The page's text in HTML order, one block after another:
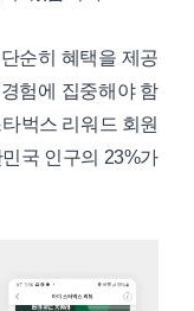
순히 혜택을 제공
험에 집중해야 함
벅스 리워드 회원
국 인구의 23%가